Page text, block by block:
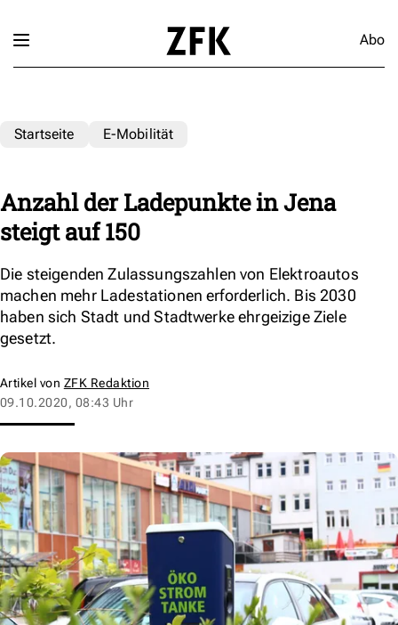
Abo
Startseite E-Mobilität
Anzahl der Ladepunkte in Jena
steigt auf 150
Die steigenden Zulassungszahlen von Elektroautos
machen mehr Ladestationen erforderlich. Bis 2030
haben sich Stadt und Stadtwerke ehrgeizige Ziele
gesetzt.
Artikel von ZFK Redaktion
09.10.2020, 08:43 Uhr